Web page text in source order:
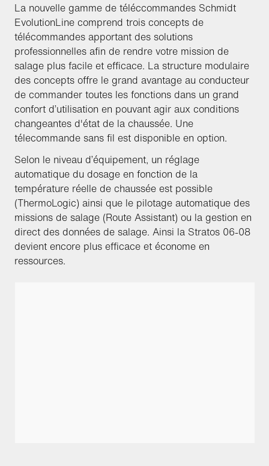
La nouvelle gamme de téléccommandes Schmidt
EvolutionLine comprend trois concepts de
télécommandes apportant des solutions
professionnelles afin de rendre votre mission de
salage plus facile et efficace. La structure modulaire
des concepts offre le grand avantage au conducteur
de commander toutes les fonctions dans un grand
confort d’utilisation en pouvant agir aux conditions
changeantes d'état de la chaussée. Une
télecommande sans fil est disponible en option.
Selon le niveau d’équipement, un réglage
automatique du dosage en fonction de la
température réelle de chaussée est possible
(ThermoLogic) ainsi que le pilotage automatique des
missions de salage (Route Assistant) ou la gestion en
direct des données de salage. Ainsi la Stratos 06-08
devient encore plus efficace et économe en
ressources.